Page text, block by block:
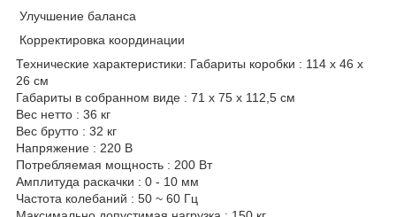
Улучшение баланса
Корректировка координации
Технические характеристики: Габариты коробки : 114 x 46 x
26 см
Габариты в собранном виде : 71 x 75 x 112,5 см
Вес нетто : 36 кг
Вес брутто : 32 кг
Напряжение : 220 В
Потребляемая мощность : 200 Вт
Амплитуда раскачки : 0 - 10 мм
Частота колебаний : 50 ~ 60 Гц